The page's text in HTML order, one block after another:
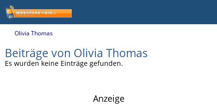
Olivia Thomas
Beiträge von Olivia Thomas
Es wurden keine Einträge gefunden.
Anzeige